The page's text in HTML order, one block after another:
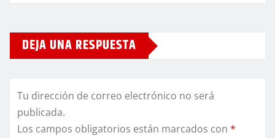
DEJA UNA RESPUESTA
Tu dirección de correo electrónico no será
publicada.
Los campos obligatorios están marcados con *